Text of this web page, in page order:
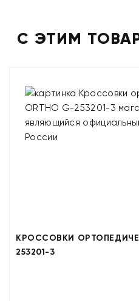
С ЭТИМ
КРОССОВКИ
253201-3